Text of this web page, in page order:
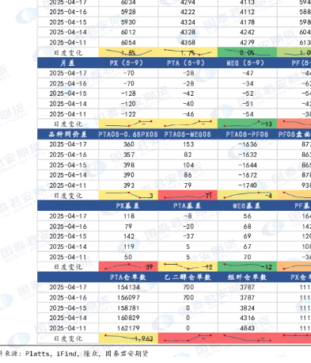
趋势强度】 对二甲苯趋势强度：0 PTA趋势强度：0 MEG趋
国证监会核准的期货投资咨询业务资格（证监许可[2011]1449
对或打算违反任何地区、国家、城市或其它法律管辖区域内的
。若您并非国泰君安期货客户中的专业投资者，请勿阅读、订
视为任何投资、法律、会计或税务建议，且本公司不会因接收
受能力自行作出投资决定并自主承担投资风险，不应凭借本内
货投资咨询执业资格或相当的专业胜任能力，力求报告内容独
。本报告所载的观点并不代表本公司或任何其附属或联营公司
，但本公司对该等信息的准确性、完整性或可靠性不作任何保
日的判断，本报告所指的期货标的的价格可升可跌，过往表现
，采用不同观点和分析方法，本公司可发出与本报告所载资料
司不保证本报告所含信息保持在最新状态。同时，本公司对本
关注相应的更新或修改。 本报告中所指的研究服务可能不适
何意见或建议是否符合其特定状况。在任何情况下，本报告中
况下，本公司、本公司员工或者关联机构不承诺投资者一定获
何内容所引致的任何直接或间接损失或与此有关的其他损失负
、本公司员工或者关联机构无关。市场有风险，投资需谨慎。
为本报告可以取代自己的判断。在决定投资前，如有需要，投
本公司所有，未经书面许可，任何机构和个人不得以任何形式
需在允许的范围内使用，并注明出处为“国泰君安期货研究”，
、删节和修改。若本公司以外的其他个人或机构（以下简称“
负责。通过此途径获得本报告的投资者应自行联系该个人或机